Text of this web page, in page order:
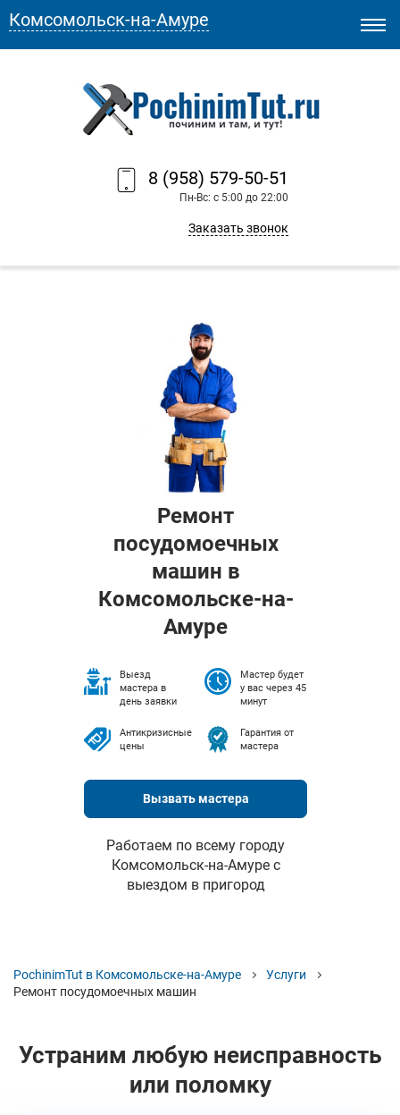
8 (958) 579-50-51
Пн-Вс: с 5:00 до 22:00
Заказать звонок
Комсомольск-на-Амуре
Ремонт
посудомоечных
машин в
Комсомольске-на-
Амуре
Выезд
мастера в
день заявки
Мастер будет
у вас через 45
минут
Антикризисные
цены
Гарантия от
мастера
Вызвать мастера
Работаем по всему городу
Комсомольск-на-Амуре с
выездом в пригород
PochinimTut в Комсомольске-на-Амуре
Услуги
Ремонт посудомоечных машин
Устраним любую неисправность
или поломку